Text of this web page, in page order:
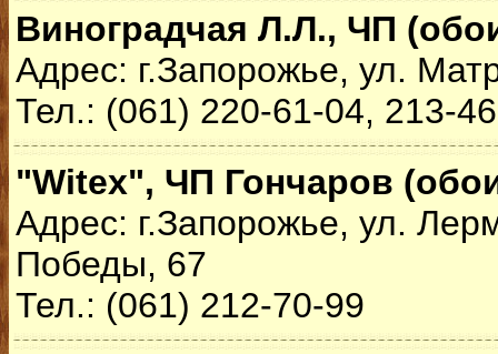
Виноградчая Л.Л., ЧП
Адрес: г.Запорожье, ул.
Тел.: (061) 220-61-04, 213-
"Witex", ЧП Гончаров
Адрес: г.Запорожье, ул.
Победы, 67
Тел.: (061) 212-70-99